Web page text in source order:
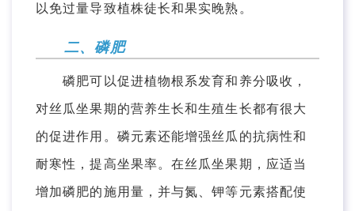
以免过量导致植株徒长和果实晚熟。
二、磷肥
磷肥可以促进植物根系发育和养分吸收，
对丝瓜坐果期的营养生长和生殖生长都有很大
的促进作用。磷元素还能增强丝瓜的抗病性和
耐寒性，提高坐果率。在丝瓜坐果期，应适当
增加磷肥的施用量，并与氮、钾等元素搭配使